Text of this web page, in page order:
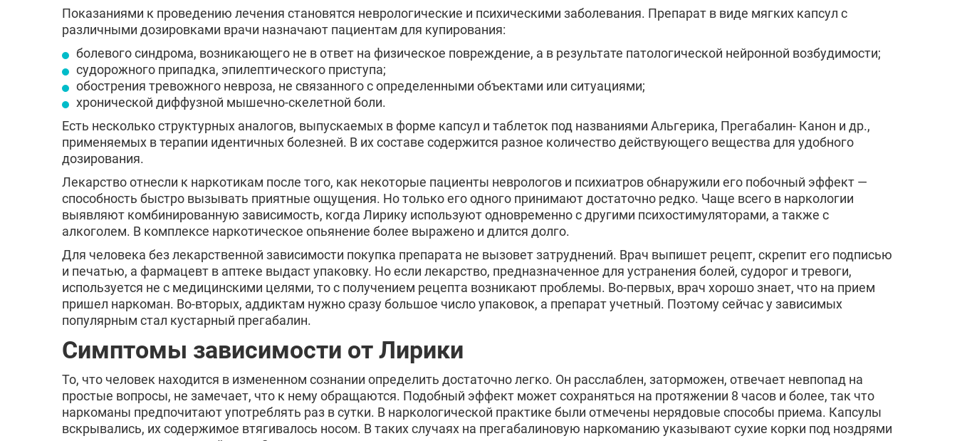
Показаниями к проведению лечения становятся неврологические и психическими заболевания. Препарат в виде мягких капсул с
различными дозировками врачи назначают пациентам для купирования:
болевого синдрома, возникающего не в ответ на физическое повреждение, а в результате патологической нейронной возбудимости;
судорожного припадка, эпилептического приступа;
обострения тревожного невроза, не связанного с определенными объектами или ситуациями;
хронической диффузной мышечно-скелетной боли.
Есть несколько структурных аналогов, выпускаемых в форме капсул и таблеток под названиями Альгерика, Прегабалин- Канон и др.,
применяемых в терапии идентичных болезней. В их составе содержится разное количество действующего вещества для удобного
дозирования.
Лекарство отнесли к наркотикам после того, как некоторые пациенты неврологов и психиатров обнаружили его побочный эффект —
способность быстро вызывать приятные ощущения. Но только его одного принимают достаточно редко. Чаще всего в наркологии
выявляют комбинированную зависимость, когда Лирику используют одновременно с другими психостимуляторами, а также с
алкоголем. В комплексе наркотическое опьянение более выражено и длится долго.
Для человека без лекарственной зависимости покупка препарата не вызовет затруднений. Врач выпишет рецепт, скрепит его подписью
и печатью, а фармацевт в аптеке выдаст упаковку. Но если лекарство, предназначенное для устранения болей, судорог и тревоги,
используется не с медицинскими целями, то с получением рецепта возникают проблемы. Во-первых, врач хорошо знает, что на прием
пришел наркоман. Во-вторых, аддиктам нужно сразу большое число упаковок, а препарат учетный. Поэтому сейчас у зависимых
популярным стал кустарный прегабалин.
Симптомы зависимости от Лирики
То, что человек находится в измененном сознании определить достаточно легко. Он расслаблен, заторможен, отвечает невпопад на
простые вопросы, не замечает, что к нему обращаются. Подобный эффект может сохраняться на протяжении 8 часов и более, так что
наркоманы предпочитают употреблять раз в сутки. В наркологической практике были отмечены нерядовые способы приема. Капсулы
вскрывались, их содержимое втягивалось носом. В таких случаях на прегабалиновую наркоманию указывают сухие корки под ноздрями